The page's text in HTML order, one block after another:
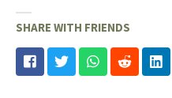
SHARE WITH FRIENDS